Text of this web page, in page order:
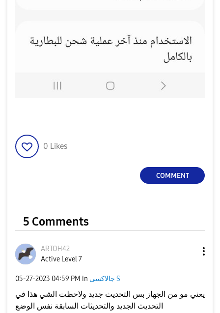
0 Likes
COMMENT
5 Comments
ARTOH42
Active Level 7
‎05-27-2023 04:59 PM in جالاكسى S
يعني مو من الجهاز بس التحديث جديد ولاحظت الشي هذا في
التحديث الجديد والتحديثات السابقة نفس الوضع